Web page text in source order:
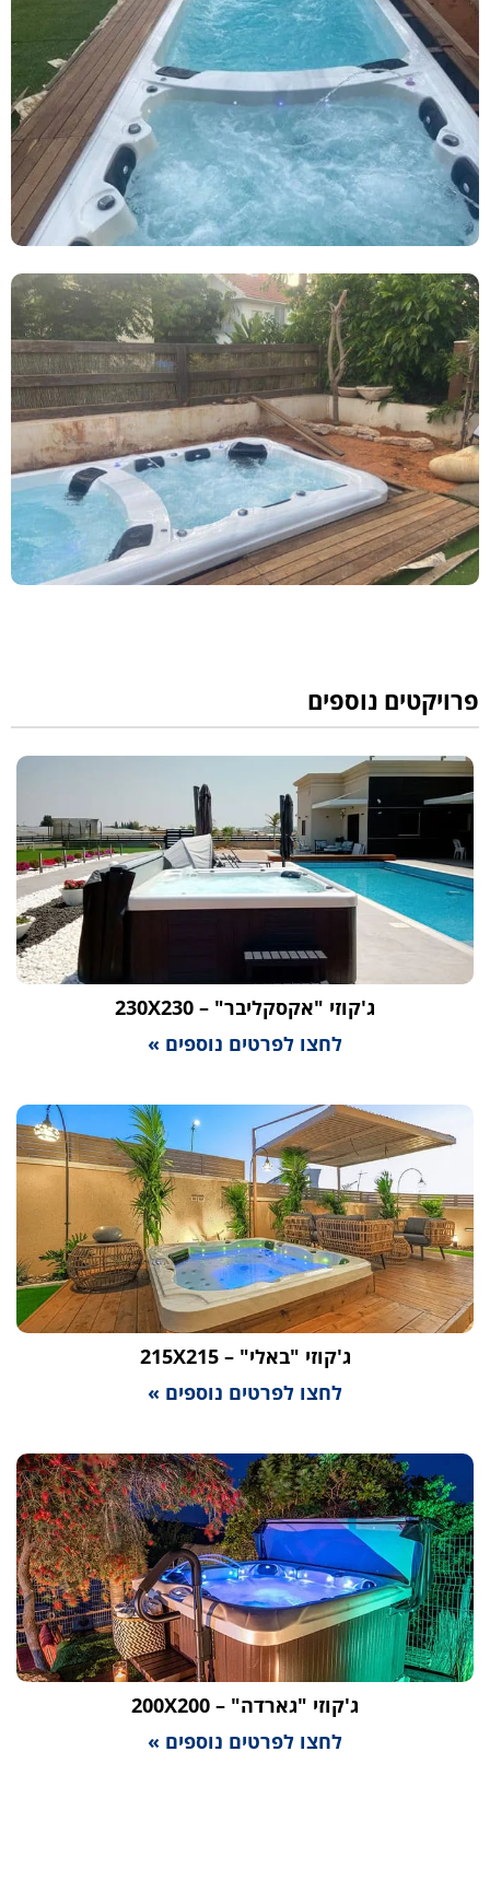
פרויקטים נוספים
ג'קוזי "אקסקליבר" – 230X230
לחצו לפרטים נוספים »
ג'קוזי "באלי" – 215X215
לחצו לפרטים נוספים »
ג'קוזי "גארדה" – 200X200
לחצו לפרטים נוספים »